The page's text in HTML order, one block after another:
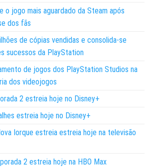
o jogo mais aguardado da Steam após
dos fãs
de cópias vendidas e consolida-se
sucessos da PlayStation
de jogos dos PlayStation Studios na
dos videojogos
2 estreia hoje no Disney+
estreia hoje no Disney+
Iorque estreia estreia hoje na televisão
2 estreia hoje na HBO Max